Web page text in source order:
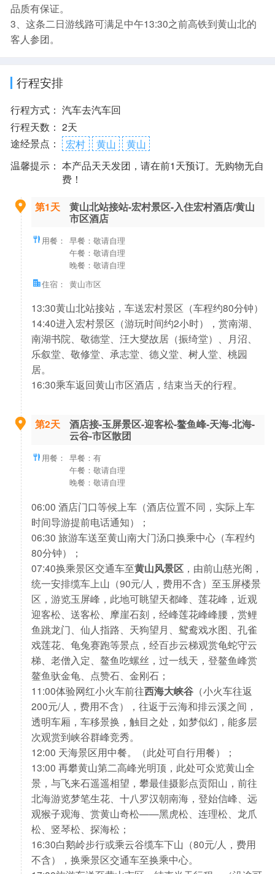
品质有保证。
3、这条二日游线路可满足中午13:30之前高铁到黄山北的
客人参团。
行程安排
行程方式： 汽车去汽车回
行程天数： 2天
途经景点：
宏村 黄山
黄山
温馨提示： 本产品天天发团，请在前1天预订。无购物无自
费！
第1天
黄山北站接站-宏村景区-入住宏村酒店/黄山
市区酒店
用餐： 早餐：敬请自理
午餐：敬请自理
晚餐：敬请自理
住宿： 黄山市区
13:30黄山北站接站，车送宏村景区（车程约80分钟）
14:40进入宏村景区（游玩时间约2小时），赏南湖、
南湖书院、敬德堂、汪大燮故居（振绮堂）、月沼、
乐叙堂、敬修堂、承志堂、德义堂、树人堂、桃园
居。
16:30乘车返回黄山市区酒店，结束当天的行程。
第2天
酒店接-玉屏景区-迎客松-鳌鱼峰-天海-北海-
云谷-市区散团
用餐： 早餐：有
午餐：敬请自理
晚餐：敬请自理
06:00 酒店门口等候上车（酒店位置不同，实际上车
时间导游提前电话通知）；
06:30 旅游车送至黄山南大门汤口换乘中心（车程约
80分钟）；
07:40换乘景区交通车至黄山风景区 ，由前山慈光阁，
统一安排缆车上山（90元/人，费用不含）至玉屏楼景
区，游览玉屏峰，此地可眺望天都峰、莲花峰，近观
迎客松、送客松、摩崖石刻，经峰莲花峰峰腰，赏鲤
鱼跳龙门、仙人指路、天狗望月、鸳鸯戏水图、孔雀
戏莲花、龟兔赛跑等景点，经百步云梯观赏龟蛇守云
梯、老僧入定、鳌鱼吃螺丝，过一线天，登鳌鱼峰赏
鳌鱼驮金龟、点赞石、金刚石；
11:00体验网红小火车前往西海大峡谷 （小火车往返
200元/人，费用不含），往返于云海和排云溪之间，
透明车厢，车移景换，触目之处，如梦似幻，能多层
次观赏到峡谷群峰竞秀。
12:00 天海景区用中餐。（此处可自行用餐）；
13:00 再攀黄山第二高峰光明顶，此处可众览黄山全
景，与飞来石遥遥相望，攀最佳摄影点贡阳山，前往
北海游览梦笔生花、十八罗汉朝南海，登始信峰、远
观猴子观海、赏黄山奇松——黑虎松、连理松、龙爪
松、竖琴松、探海松；
16:30白鹅岭步行或乘云谷缆车下山（80元/人，费用
不含），换乘景区交通车至换乘中心。